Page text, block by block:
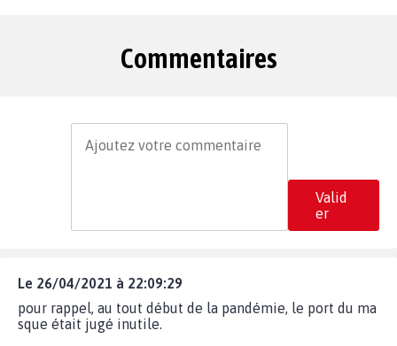
Commentaires
Valid
er
Le 26/04/2021 à 22:09:29
pour rappel, au tout début de la pandémie, le port du ma
sque était jugé inutile.